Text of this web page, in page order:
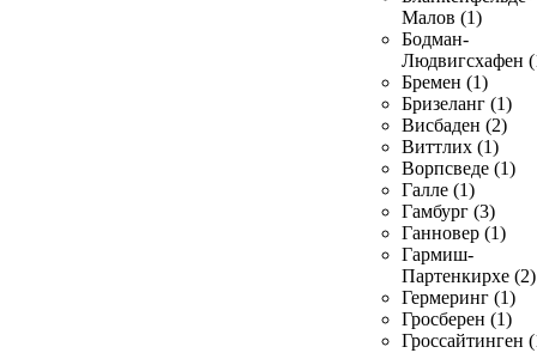
Малов (1)
Бодман-
Людвигсхафен
Бремен (1)
Бризеланг (1)
Висбаден (2)
Виттлих (1)
Ворпсведе (1)
Галле (1)
Гамбург (3)
Ганновер (1)
Гармиш-
Партенкирхе (2)
Гермеринг (1)
Гросберен (1)
Гроссайтинген